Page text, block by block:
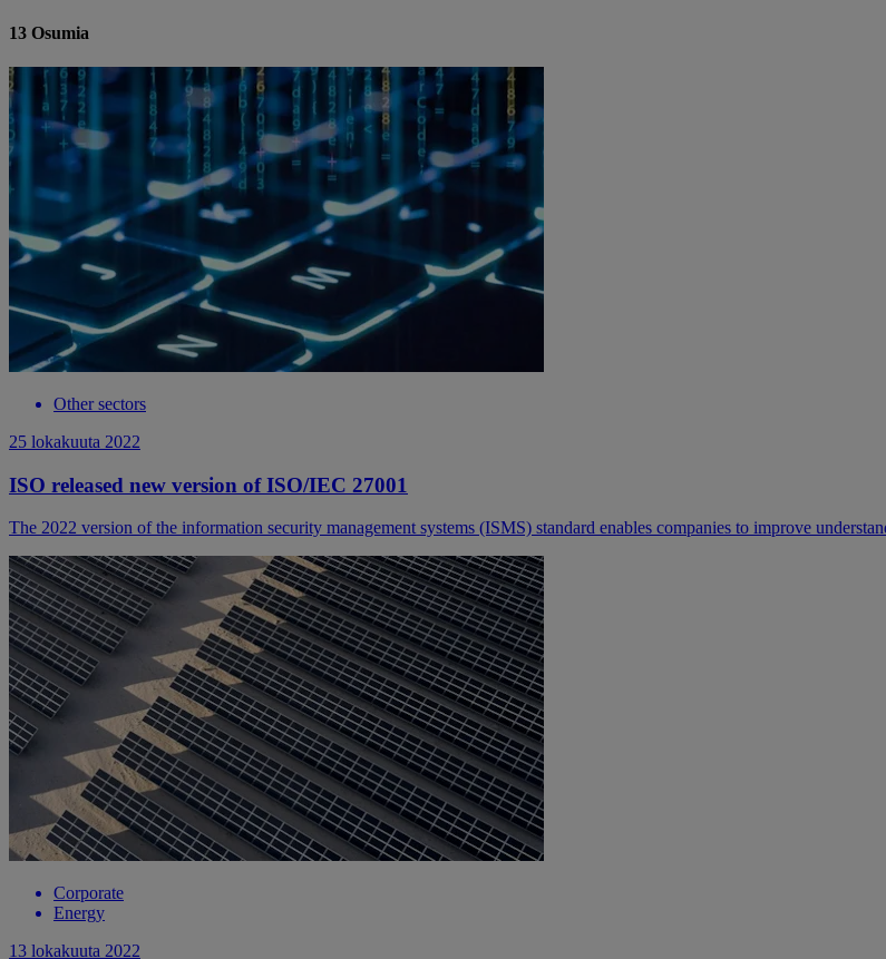
13 Osumia
Other sectors
25 lokakuuta 2022
ISO released new version of ISO/IEC 27001
The 2022 version of the information security management systems (ISMS) standard enables companies to improve
Corporate
Energy
13 lokakuuta 2022